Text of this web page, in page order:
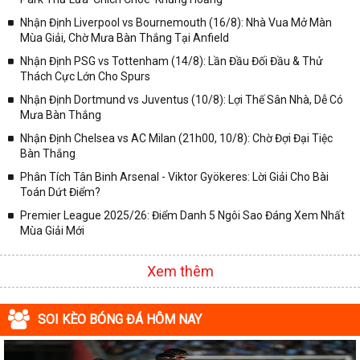
✓ Giải VĐQG Tây Ban Nha;
✓ VĐQG Đức;
✓ VĐQG Pháp;
✓ Liên Đoàn Anh;
✓ U23 Châu Á;
✓ Euro 2020;
✓ VLWC KV Châu Á;
✓ Các giải đấu bóng đá khác.
Vì vậy, đồng hành cùng với chuyên trang
sẽ không bỏ lỡ bất kỳ trận đấu bóng đá nào, đặc biệt là những trận
bóng siêu kinh điển tại các giải bóng đá lớn nhất trên Thế giới. Tại
Nhận Định Liverpool vs Bournemouth (16/8): Nhà Vua Mở Màn
Mùa Giải, Chờ Mưa Bàn Thắng Tại Anfield
Nhận Định PSG vs Tottenham (14/8): Lần Đầu Đối Đầu & Thử
Thách Cực Lớn Cho Spurs
Nhận Định Dortmund vs Juventus (10/8): Lợi Thế Sân Nhà, Dễ Có
Mưa Bàn Thắng
Nhận Định Chelsea vs AC Milan (21h00, 10/8): Chờ Đợi Đại Tiệc
Bàn Thắng
Phân Tích Tân Binh Arsenal - Viktor Gyökeres: Lời Giải Cho Bài
Toán Dứt Điểm?
Premier League 2025/26: Điểm Danh 5 Ngôi Sao Đáng Xem Nhất
Mùa Giải Mới
Xem thêm
SOI KÈO BÓNG ĐÁ HÔM NAY